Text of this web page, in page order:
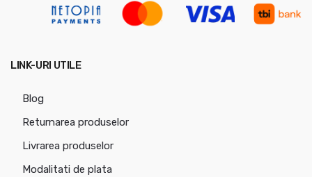
LINK-URI UTILE
Blog
Returnarea produselor
Livrarea produselor
Modalitati de plata